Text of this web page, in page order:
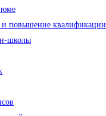
и повышение квалификации
школы